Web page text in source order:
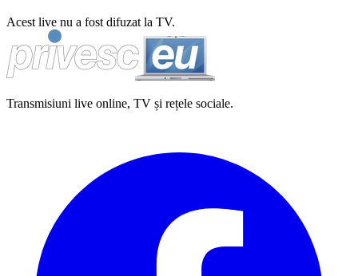
Acest live nu a fost difuzat la TV.
Transmisiuni live online, TV și rețele sociale.